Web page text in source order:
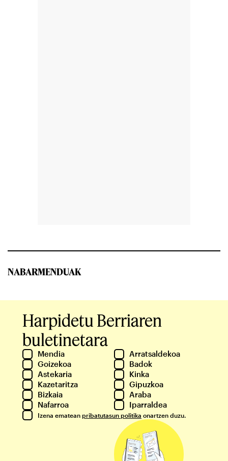
NABARMENDUAK
Harpidetu Berriaren
buletinetara
Mendia
Arratsaldekoa
Goizekoa
Badok
Astekaria
Kinka
Kazetaritza
Gipuzkoa
Bizkaia
Araba
Nafarroa
Iparraldea
Izena ematean pribatutasun politika onartzen duzu.